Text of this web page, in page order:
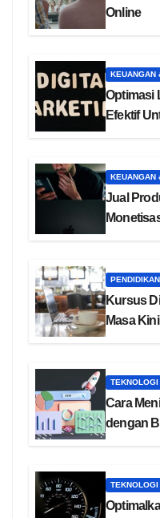
Online
KEUANGAN
Optimasi
Efektif
KEUANGAN
Jual
PENDIDIKAN
Kursus
Masa Kini
TEKNOLOGI
Cara
dengan
TEKNOLOGI